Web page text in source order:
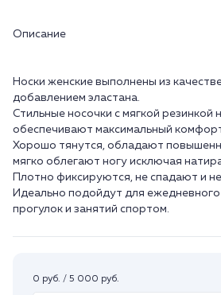
Описание
Носки женские выполнены из
добавлением эластана.
Стильные носочки с мягкой резинкой
обеспечивают максимальный
Хорошо тянутся, обладают
мягко облегают ногу исключая
Плотно фиксируются, не спадают и
Идеально подойдут для ежедневного
прогулок и занятий спортом.
0 руб. / 5 000 руб.